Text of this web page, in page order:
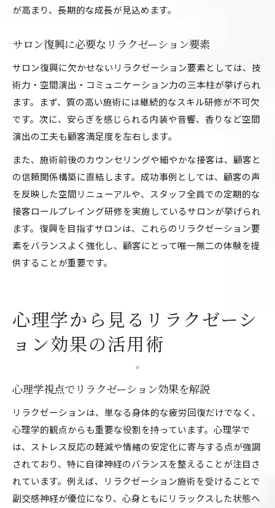
が高まり、長期的な成長が見込めます。
サロン復興に必要なリラクゼーション要素
サロン復興に欠かせないリラクゼーション要素としては、技
術力・空間演出・コミュニケーション力の三本柱が挙げられ
ます。まず、質の高い施術には継続的なスキル研修が不可欠
です。次に、安らぎを感じられる内装や音響、香りなど空間
演出の工夫も顧客満足度を左右します。
また、施術前後のカウンセリングや細やかな接客は、顧客と
の信頼関係構築に直結します。成功事例としては、顧客の声
を反映した空間リニューアルや、スタッフ全員での定期的な
接客ロールプレイング研修を実施しているサロンが挙げられ
ます。復興を目指すサロンは、これらのリラクゼーション要
素をバランスよく強化し、顧客にとって唯一無二の体験を提
供することが重要です。
心理学から見るリラクゼーシ
ョン効果の活用術
心理学視点でリラクゼーション効果を解説
リラクゼーションは、単なる身体的な疲労回復だけでなく、
心理学的観点からも重要な役割を持っています。心理学で
は、ストレス反応の軽減や情緒の安定化に寄与する点が強調
されており、特に自律神経のバランスを整えることが注目さ
れています。例えば、リラクゼーション施術を受けることで
副交感神経が優位になり、心身ともにリラックスした状態へ